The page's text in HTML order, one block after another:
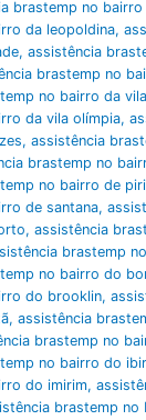
brastemp no bairro
da leopoldina,
, assistência
brastemp no
no bairro da
da vila olímpia,
, assistência
brastemp no
no bairro de
de santana,
, assistência
brastemp
no bairro do
do brooklin,
, assistência
brastemp no
no bairro do
do imirim,
brastemp